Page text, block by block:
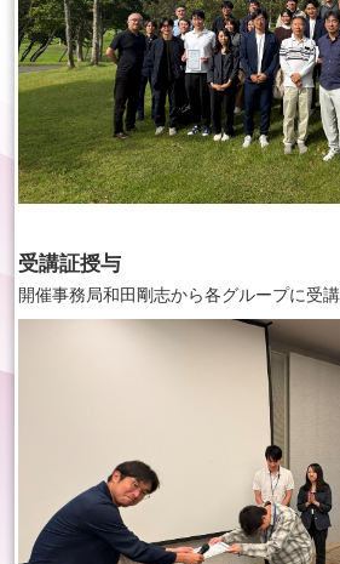
受講証授与
開催事務局和田剛志から各グループに受